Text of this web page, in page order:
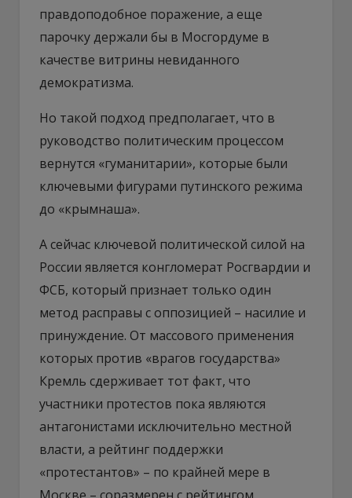
правдоподобное поражение, а еще
парочку держали бы в Мосгордуме в
качестве витрины невиданного
демократизма.
Но такой подход предполагает, что в
руководство политическим процессом
вернутся «гуманитарии», которые были
ключевыми фигурами путинского режима
до «крымнаша».
А сейчас ключевой политической силой на
России является конгломерат Росгвардии и
ФСБ, который признает только один
метод расправы с оппозицией – насилие и
принуждение. От массового применения
которых против «врагов государства»
Кремль сдерживает тот факт, что
участники протестов пока являются
антагонистами исключительно местной
власти, а рейтинг поддержки
«протестантов» – по крайней мере в
Москве – соразмерен с рейтингом